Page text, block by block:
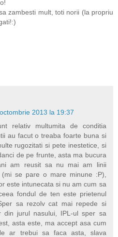
zambesti mult, toti norii (la propriu
2013 la 19:37
relativ multumita de conditia
au facut o treaba foarte buna si
rugozitati si pete inestetice, si
de pe frunte, asta ma bucura
am reusit sa nu mai am linii
se pare o mare minune :P),
este intunecata si nu am cum sa
fondul de ten este prietenul
sa rezolv cat mai repede si
din jurul nasului, IPL-ul sper sa
asta este, ma accept asa cum
ar trebui sa faca asta, slava